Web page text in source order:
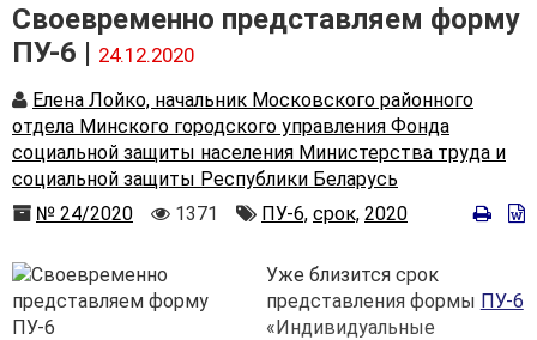
Своевременно представляем форму
ПУ-6 | 24.12.2020
Автор
Елена Лойко, начальник Московского районного
отдела Минского городского управления Фонда
социальной защиты населения Министерства труда и
социальной защиты Республики Беларусь
Номер
№ 24/2020
Количество
1371 Автор
ПУ-6, срок, 2020
Уже близится срок
представления формы ПУ-6
«Индивидуальные